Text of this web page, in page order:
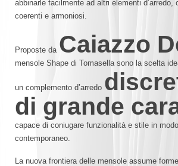
abbinarle facilmente ad altri elementi d’arredo,
coerenti e armoniosi.
Proposte da Caiazzo
mensole Shape di Tomasella sono la scelta
un complemento d’arredo
di grande
capace di coniugare funzionalità e stile in
contemporaneo.
La nuova frontiera delle mensole assume